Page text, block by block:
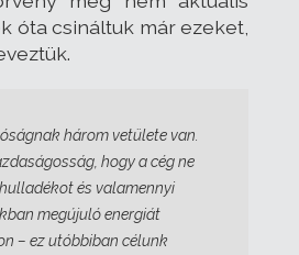
óta csináltuk már ezeket,
három vetülete van.
hogy a cég ne
és valamennyi
megújuló energiát
– ez utóbbiban célunk